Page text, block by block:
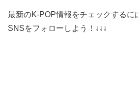
最新のK-POP情報をチェックするに
SNSをフォローしよう！↓↓↓